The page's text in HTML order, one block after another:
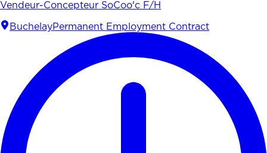
Vendeur-Concepteur SoCoo'c F/H
BuchelayPermanent Employment Contract